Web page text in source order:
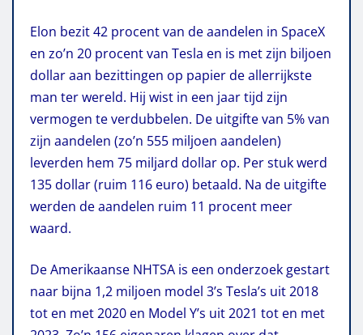
Elon bezit 42 procent van de aandelen in SpaceX
en zo’n 20 procent van Tesla en is met zijn biljoen
dollar aan bezittingen op papier de allerrijkste
man ter wereld. Hij wist in een jaar tijd zijn
vermogen te verdubbelen. De uitgifte van 5% van
zijn aandelen (zo’n 555 miljoen aandelen)
leverden hem 75 miljard dollar op. Per stuk werd
135 dollar (ruim 116 euro) betaald. Na de uitgifte
werden de aandelen ruim 11 procent meer
waard.
De Amerikaanse NHTSA is een onderzoek gestart
naar bijna 1,2 miljoen model 3’s Tesla’s uit 2018
tot en met 2020 en Model Y’s uit 2021 tot en met